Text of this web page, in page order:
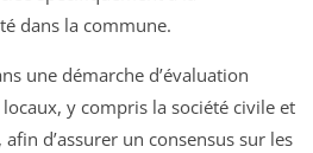
dans la commune.
une démarche d’évaluation
y compris la société civile et
d’assurer un consensus sur les